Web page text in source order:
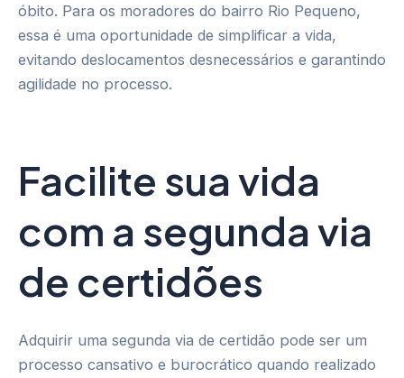
óbito. Para os moradores do bairro Rio Pequeno,
essa é uma oportunidade de simplificar a vida,
evitando deslocamentos desnecessários e garantindo
agilidade no processo.
Facilite sua vida
com a segunda via
de certidões
Adquirir uma segunda via de certidão pode ser um
processo cansativo e burocrático quando realizado